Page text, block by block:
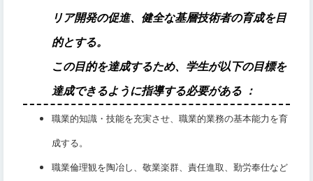
リア開発の促進、健全な基層技術者の育成を目
的とする。
この目的を達成するため、学生が以下の目標を
達成できるように指導する必要がある ：
職業的知識・技能を充実させ、職業的業務の基本能力を育
成する。
職業倫理観を陶冶し、敬業楽群、責任進取、勤労奉仕など